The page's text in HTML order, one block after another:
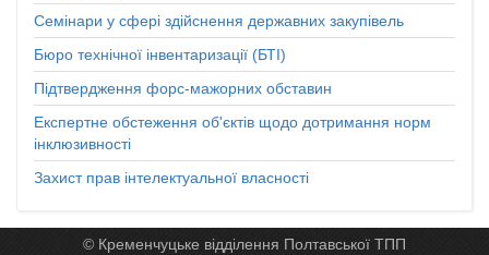
Семінари у сфері здійснення державних закупівель
Бюро технічної інвентаризації (БТІ)
Підтвердження форс-мажорних обставин
Експертне обстеження об'єктів щодо дотримання норм
інклюзивності
Захист прав інтелектуальної власності
© Кременчуцьке відділення Полтавської ТПП